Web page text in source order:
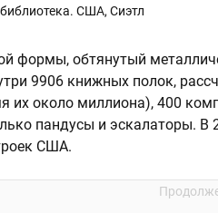
США, Сиэтл
формы, обтянутый
9906 книжных полок,
их около миллиона), 400
пандусы и эскалаторы. В
США.